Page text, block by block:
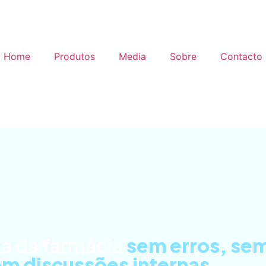
Home Produtos Media Sobre Contacto
sem erros,